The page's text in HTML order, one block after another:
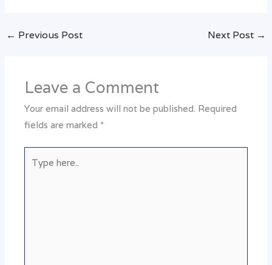
← Previous Post Next Post →
Leave a Comment
Your email address will not be published. Required
fields are marked *
here..